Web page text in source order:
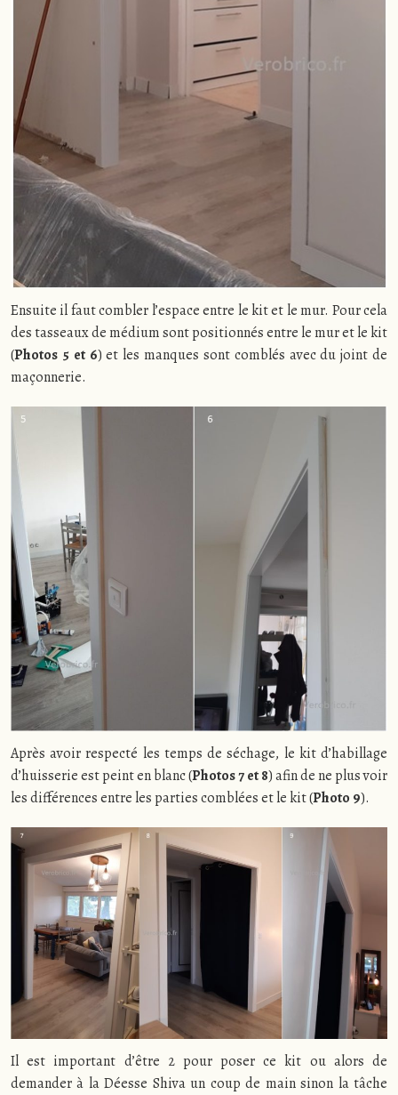
Ensuite il faut combler l’espace entre le kit et le mur. Pour cela
des tasseaux de médium sont positionnés entre le mur et le kit
(Photos 5 et 6) et les manques sont comblés avec du joint de
maçonnerie.
Après avoir respecté les temps de séchage, le kit d’habillage
d’huisserie est peint en blanc (Photos 7 et 8) afin de ne plus voir
les différences entre les parties comblées et le kit (Photo 9).
Il est important d’être 2 pour poser ce kit ou alors de
demander à la Déesse Shiva un coup de main sinon la tâche